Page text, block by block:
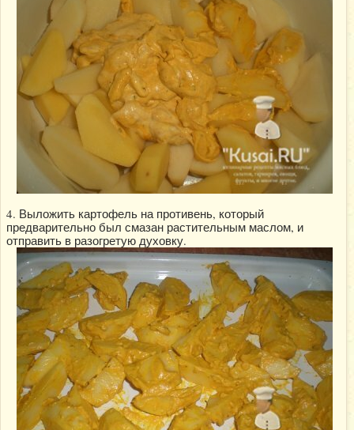
4. Выложить картофель на противень, который
предварительно был смазан растительным маслом, и
отправить в разогретую духовку.